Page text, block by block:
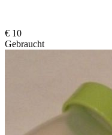
€ 10
Gebraucht